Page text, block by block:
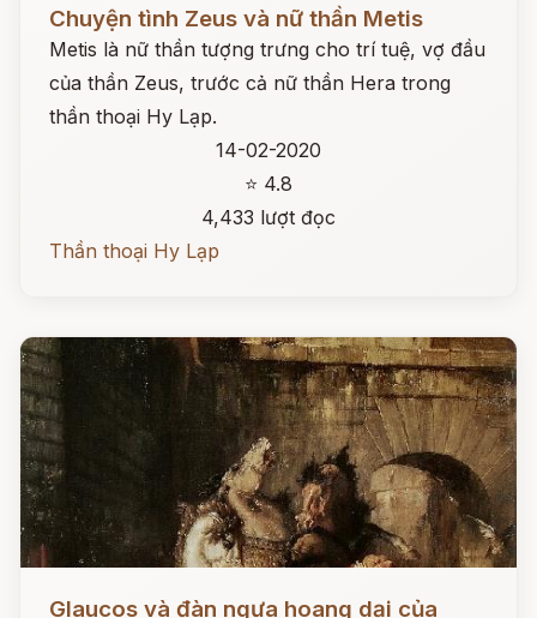
Chuyện tình Zeus và nữ thần Metis
Metis là nữ thần tượng trưng cho trí tuệ, vợ đầu
của thần Zeus, trước cả nữ thần Hera trong
thần thoại Hy Lạp.
14-02-2020
⭐ 4.8
4,433 lượt đọc
Thần thoại Hy Lạp
Glaucos và đàn ngựa hoang dại của